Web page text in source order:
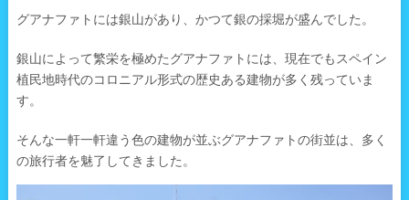
グアナファトには銀山があり、かつて銀の採堀が盛んでした。
銀山によって繁栄を極めたグアナファトには、現在でもスペイン
植民地時代のコロニアル形式の歴史ある建物が多く残っていま
す。
そんな一軒一軒違う色の建物が並ぶグアナファトの街並は、多く
の旅行者を魅了してきました。